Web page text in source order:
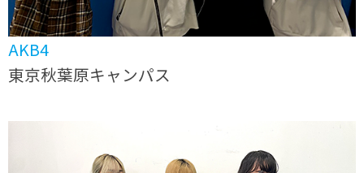
AKB4
東京秋葉原キャンパス